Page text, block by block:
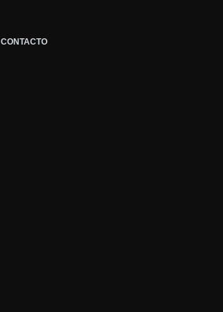
CONTACTO